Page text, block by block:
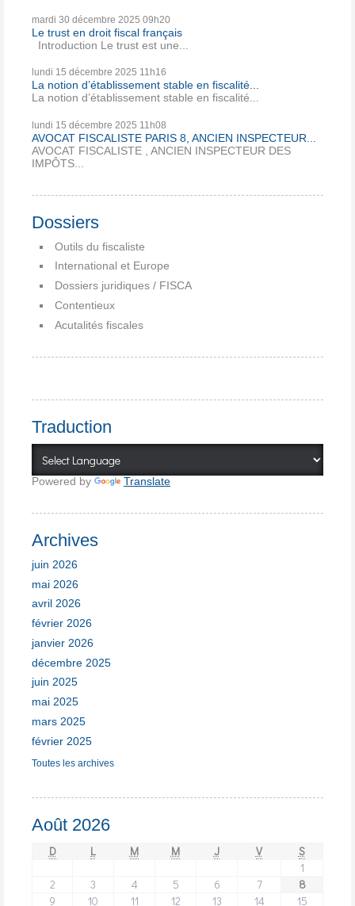
mardi 30 décembre 2025 09h20
Le trust en droit fiscal français
Introduction Le trust est une...
lundi 15 décembre 2025 11h16
La notion d’établissement stable en fiscalité...
La notion d’établissement stable en fiscalité...
lundi 15 décembre 2025 11h08
AVOCAT FISCALISTE PARIS 8, ANCIEN INSPECTEUR...
AVOCAT FISCALISTE , ANCIEN INSPECTEUR DES
IMPÔTS...
Dossiers
Outils du fiscaliste
International et Europe
Dossiers juridiques / FISCA
Contentieux
Acutalités fiscales
Traduction
Powered by Translate
Archives
juin 2026
mai 2026
avril 2026
février 2026
janvier 2026
décembre 2025
juin 2025
mai 2025
mars 2025
février 2025
Toutes les archives
Août 2026
D L M M J V
S
1
2
3 4 5 6 7
8
9
10 11 12 13 14 15